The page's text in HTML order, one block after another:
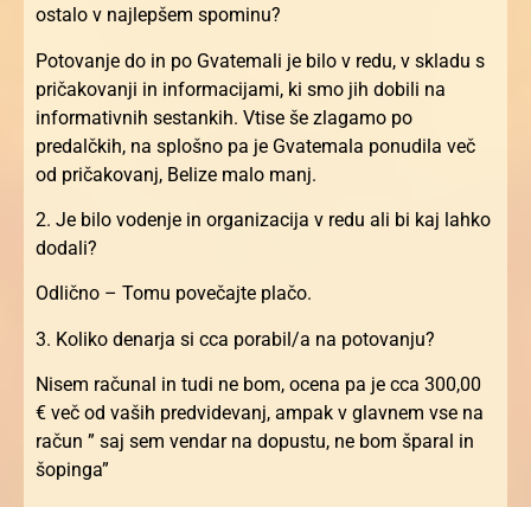
ostalo v najlepšem spominu?
Potovanje do in po Gvatemali je bilo v redu, v skladu s
pričakovanji in informacijami, ki smo jih dobili na
informativnih sestankih. Vtise še zlagamo po
predalčkih, na splošno pa je Gvatemala ponudila več
od pričakovanj, Belize malo manj.
2. Je bilo vodenje in organizacija v redu ali bi kaj lahko
dodali?
Odlično – Tomu povečajte plačo.
3. Koliko denarja si cca porabil/a na potovanju?
Nisem računal in tudi ne bom, ocena pa je cca 300,00
€ več od vaših predvidevanj, ampak v glavnem vse na
račun ” saj sem vendar na dopustu, ne bom šparal in
šopinga”